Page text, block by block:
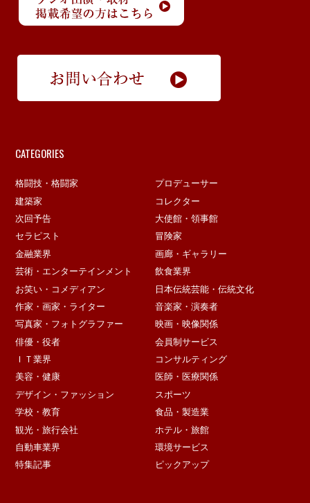
CATEGORIES
格闘技・格闘家
プロデューサー
建築家
コレクター
次回予告
大使館・領事館
セラピスト
冒険家
金融業界
画廊・ギャラリー
芸術・エンターテインメント
飲食業界
お笑い・コメディアン
日本伝統芸能・伝統文化
作家・画家・ライター
音楽家・演奏者
写真家・フォトグラファー
映画・映像関係
俳優・役者
会員制サービス
ＩＴ業界
コンサルティング
美容・健康
医師・医療関係
デザイン・ファッション
スポーツ
学校・教育
食品・製造業
観光・旅行会社
ホテル・旅館
自動車業界
環境サービス
特集記事
ピックアップ